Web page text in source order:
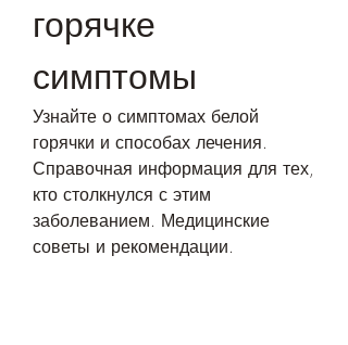
горячке
симптомы
Узнайте о симптомах белой
горячки и способах лечения.
Справочная информация для тех,
кто столкнулся с этим
заболеванием. Медицинские
советы и рекомендации.